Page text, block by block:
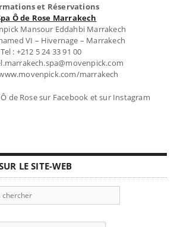
et Réservations
Ô de Rose Marrakech
Mansour Eddahbi Marrakech
VI – Hivernage – Marrakech
Tel : +212 5 24 33 91 00
marrakech
de Rose sur Facebook et sur Instagram
LE SITE-WEB